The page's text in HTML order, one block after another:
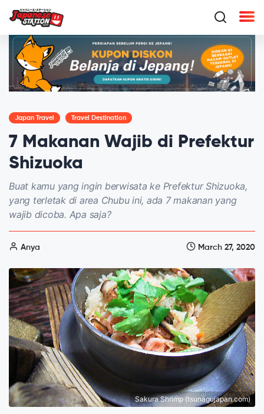
Japan Travel Travel Destination
7 Makanan Wajib di Prefektur
Shizuoka
Buat kamu yang ingin berwisata ke Prefektur Shizuoka,
yang terletak di area Chubu ini, ada 7 makanan yang
wajib dicoba. Apa saja?
Anya March 27, 2020
Sakura Shrimp (tsunagujapan.com)